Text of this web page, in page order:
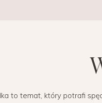
to temat, który potrafi